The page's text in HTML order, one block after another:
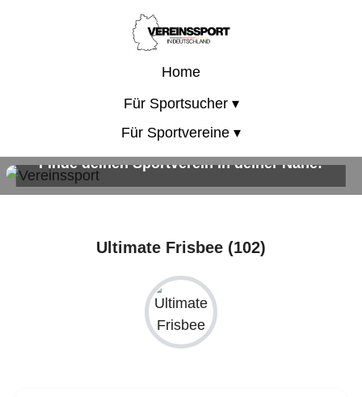
Home
Für Sportsucher ▾
Für Sportvereine ▾
Finde deinen Sportverein in deiner Nähe!
Ultimate Frisbee (102)